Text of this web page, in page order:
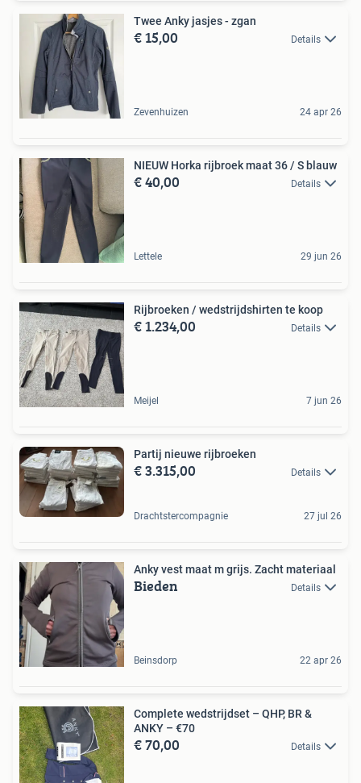
Twee Anky jasjes - zgan
€ 15,00 Details
Zevenhuizen 24 apr 26
NIEUW Horka rijbroek maat 36 / S blauw
€ 40,00 Details
Lettele 29 jun 26
Rijbroeken / wedstrijdshirten te koop
€ 1.234,00 Details
Meijel 7 jun 26
Partij nieuwe rijbroeken
€ 3.315,00 Details
Drachtstercompagnie 27 jul 26
Anky vest maat m grijs. Zacht materiaal
Bieden Details
Beinsdorp 22 apr 26
Complete wedstrijdset – QHP, BR &
ANKY – €70
€ 70,00 Details